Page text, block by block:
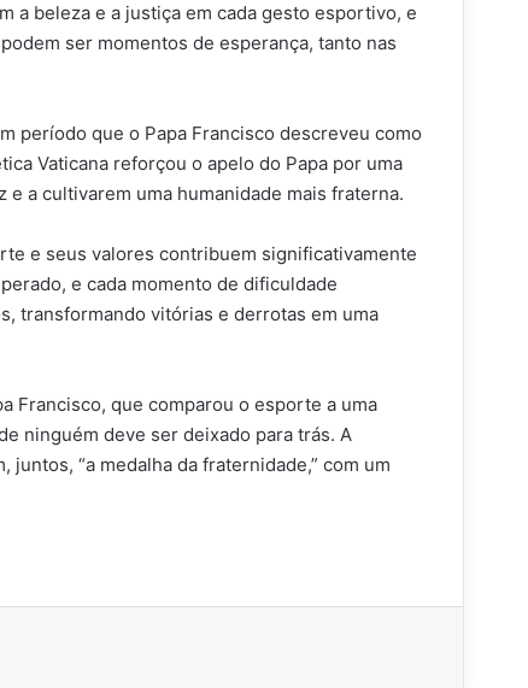
a beleza e a justiça em cada gesto esportivo, e
ser momentos de esperança, tanto nas
período que o Papa Francisco descreveu como
Vaticana reforçou o apelo do Papa por uma
a cultivarem uma humanidade mais fraterna.
e seus valores contribuem significativamente
e cada momento de dificuldade
transformando vitórias e derrotas em uma
Francisco, que comparou o esporte a uma
ninguém deve ser deixado para trás. A
“a medalha da fraternidade,” com um